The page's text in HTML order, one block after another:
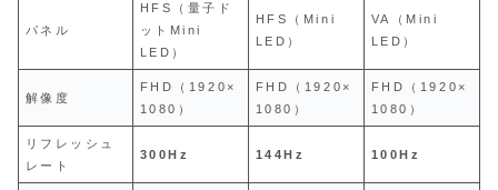
パネル
HFS（量子ド
ットMini
LED）
HFS（Mini
LED）
VA（Mini
LED）
解像度
FHD（1920×
1080）
FHD（1920×
1080）
FHD（1920×
1080）
リフレッシュ
レート
300Hz 144Hz 100Hz